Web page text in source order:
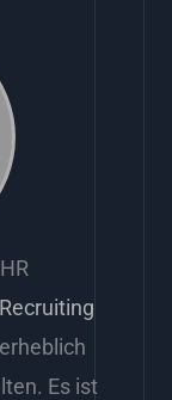
Recruiting
Es ist